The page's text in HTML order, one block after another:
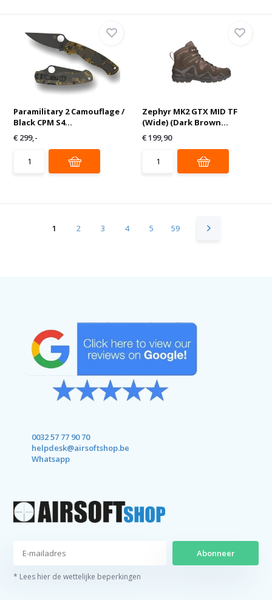
Paramilitary 2 Camouflage /
Black CPM S4...
€ 299,-
Zephyr MK2 GTX MID TF
(Wide) (Dark Brown...
€ 199,90
1 2 3 4 5 59
0032 57 77 90 70
helpdesk@airsoftshop.be
Whatsapp
Abonneer
* Lees hier de wettelijke beperkingen